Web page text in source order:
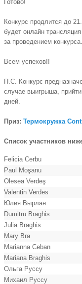
Готово!
Конкурс продлится до
будет онлайн
за проведением конкурса.
Всем успехов!!
П.С. Конкурс
случае выигрыша,
дней.
Приз: Термокружка
Список участников
Felicia Cerbu
Paul Moşanu
Olesea Verdeş
Valentin Verdes
Юлия Вырлан
Dumitru Braghis
Julia Braghis
Mary Bra
Marianna Ceban
Mariana Braghis
Ольга Руссу
Михаил Руссу